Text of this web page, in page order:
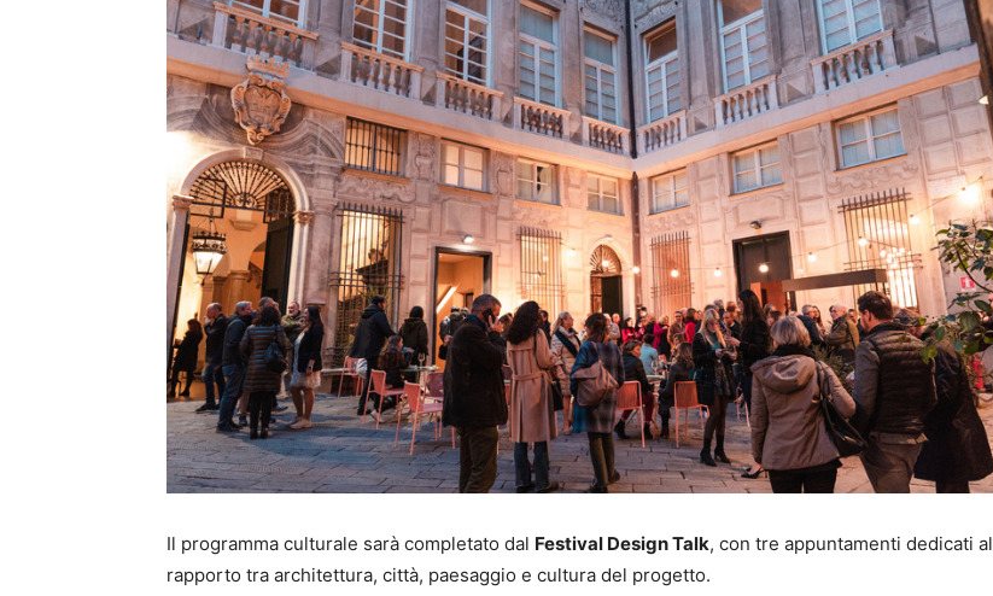
Il programma culturale sarà completato dal Festival Design Talk, con tre appuntamenti dedicati al
rapporto tra architettura, città, paesaggio e cultura del progetto.